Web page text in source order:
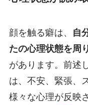
顔を触る癖は、
自
たの心理状態を周
があります。前述
は、不安、緊張、
様々な心理が反映